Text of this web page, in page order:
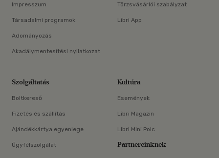
Impresszum
Társadalmi programok
Adományozás
Akadálymentesítési nyilatkozat
Törzsvásárlói szabályzat
Libri App
Szolgáltatás
Boltkereső
Fizetés és szállítás
Ajándékkártya egyenlege
Ügyfélszolgálat
Kultúra
Események
Libri Magazin
Libri Mini Polc
Partnereinknek